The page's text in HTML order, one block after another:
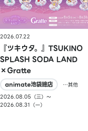
2026.07.22
『ツキウタ。』TSUKINO
SPLASH SODA LAND
×Gratte
animate池袋總店
…其他
2026.08.05（三）〜
2026.08.31（一）